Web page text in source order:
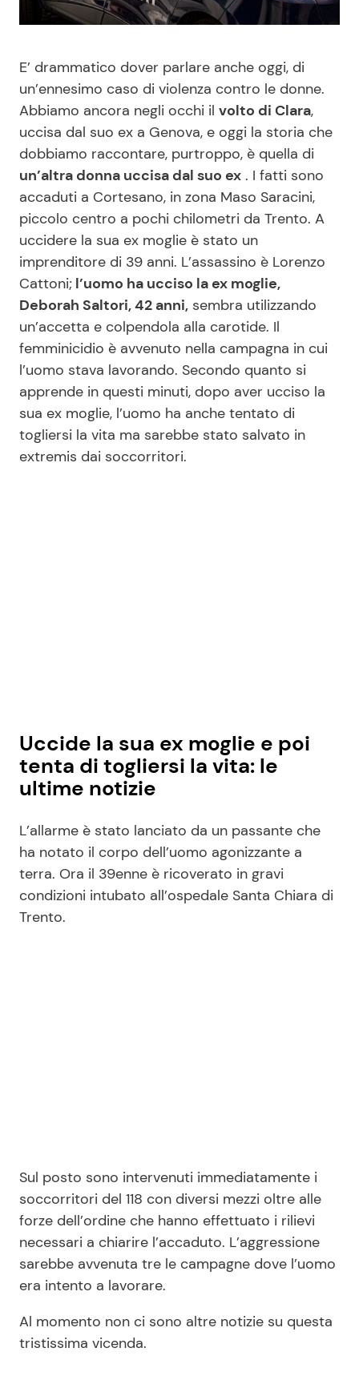
Casa
Moda e Style
Mondo Mamma
News benessere
Salute
Viaggi e Turismo
Festività
Consigli di Cucina
Dolci
Le Ricette in TV
Primi Piatti
Ricette Facili e Veloci
Ricette Feste
Ricette per Bambini
Seguici
Info
E’ drammatico dover parlare anche oggi, di
un’ennesimo caso di violenza contro le donne.
Abbiamo ancora negli occhi il volto di Clara,
uccisa dal suo ex a Genova, e oggi la storia che
dobbiamo raccontare, purtroppo, è quella di
un’altra donna uccisa dal suo ex . I fatti sono
accaduti a Cortesano, in zona Maso Saracini,
piccolo centro a pochi chilometri da Trento. A
uccidere la sua ex moglie è stato un
imprenditore di 39 anni. L’assassino è Lorenzo
Cattoni; l’uomo ha ucciso la ex moglie,
Deborah Saltori, 42 anni, sembra utilizzando
un’accetta e colpendola alla carotide. Il
femminicidio è avvenuto nella campagna in cui
l’uomo stava lavorando. Secondo quanto si
apprende in questi minuti, dopo aver ucciso la
sua ex moglie, l’uomo ha anche tentato di
togliersi la vita ma sarebbe stato salvato in
extremis dai soccorritori.
Uccide la sua ex moglie e poi
tenta di togliersi la vita: le
ultime notizie
L’allarme è stato lanciato da un passante che
ha notato il corpo dell’uomo agonizzante a
terra. Ora il 39enne è ricoverato in gravi
condizioni intubato all’ospedale Santa Chiara di
Trento.
Sul posto sono intervenuti immediatamente i
soccorritori del 118 con diversi mezzi oltre alle
forze dell’ordine che hanno effettuato i rilievi
necessari a chiarire l’accaduto. L’aggressione
sarebbe avvenuta tre le campagne dove l’uomo
era intento a lavorare.
Al momento non ci sono altre notizie su questa
tristissima vicenda.